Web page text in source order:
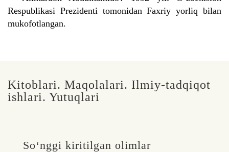
Respublikasi Prezidenti tomonidan Faxriy yorliq bilan
mukofotlangan.
Kitoblari. Maqolalari. Ilmiy-tadqiqot
ishlari. Yutuqlari
So‘nggi kiritilgan olimlar